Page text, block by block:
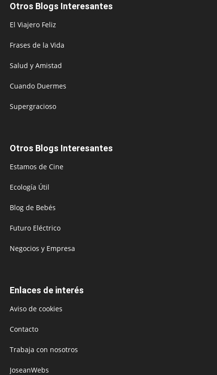
Otros Blogs Interesantes
El Viajero Feliz
Frases de la Vida
Salud y Amistad
Cuando Duermes
Supergracioso
Otros Blogs Interesantes
Estamos de Cine
Ecología Útil
Blog de Bebés
Futuro Eléctrico
Negocios y Empresa
Enlaces de interés
Aviso de cookies
Contacto
Trabaja con nosotros
JoseanWebs